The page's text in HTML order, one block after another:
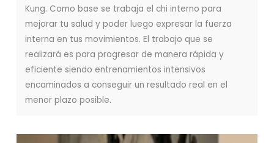
Kung. Como base se trabaja el chi interno para
mejorar tu salud y poder luego expresar la fuerza
interna en tus movimientos. El trabajo que se
realizará es para progresar de manera rápida y
eficiente siendo entrenamientos intensivos
encaminados a conseguir un resultado real en el
menor plazo posible.